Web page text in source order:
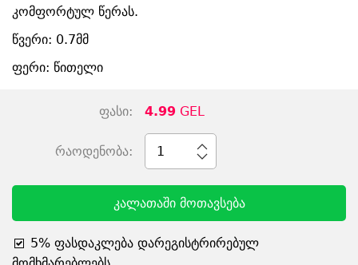
კომფორტულ წერას.
წვერი: 0.7მმ
ფერი: წითელი
ფასი: 4.99 GEL
რაოდენობა: 1
კალათაში მოთავსება
5% ფასდაკლება დარეგისტრირებულ